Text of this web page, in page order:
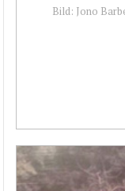
Bild: Jono